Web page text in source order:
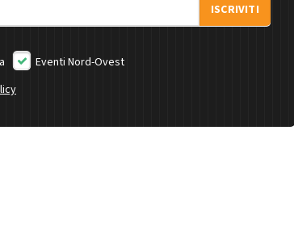
ISCRIVITI
Eventi Nord-Ovest